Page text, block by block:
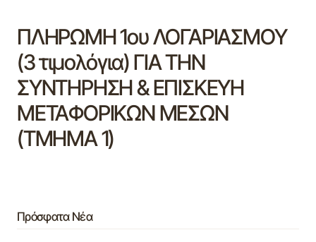
ΠΛΗΡΩΜΗ 1ου ΛΟΓΑΡΙΑΣΜΟΥ
(3 τιμολόγια) ΓΙΑ ΤΗΝ
ΣΥΝΤΗΡΗΣΗ & ΕΠΙΣΚΕΥΗ
ΜΕΤΑΦΟΡΙΚΩΝ ΜΕΣΩΝ
(ΤΜΗΜΑ 1)
Πρόσφατα Νέα